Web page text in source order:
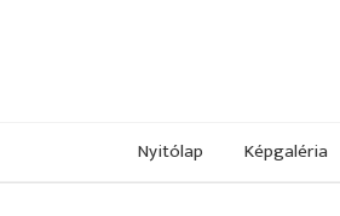
Nyitólap Képgaléria